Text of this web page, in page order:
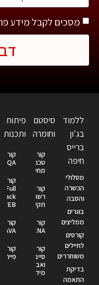
מסכים לקבל מידע
ללמוד
בג'ון
ברייס
חיפה
מסלולי
הכשרה
והסבה
בוגרים
ממליצים
קורסים
לחיילים
משוחררים
בדיקת
התאמה
סיסטם
וחומרה
קורס
טכנאי
מחשבים
קורס
רשתות
תקשורת
קורס
CCNA
קורס
סייבר
ואבטחת
מידע
פיתוח
ותכנות
קורס
QA
קורס
Full
Stack
WEB
קורס
JAVA
קורס
פייתון